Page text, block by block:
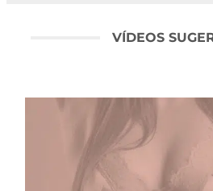
VÍDEOS